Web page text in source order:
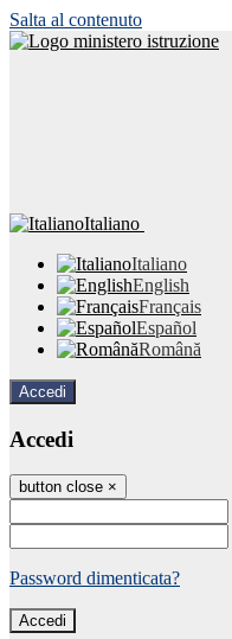
Salta al contenuto
Italiano
Italiano
English
Français
Español
Română
Accedi
Accedi
button close ×
Password dimenticata?